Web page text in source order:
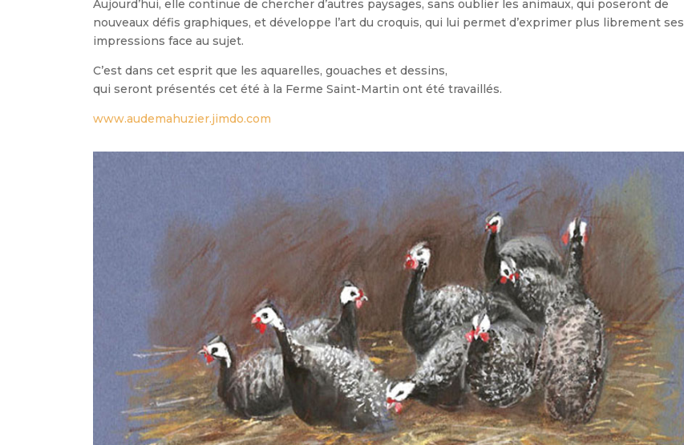
Aujourd’hui, elle continue de chercher d’autres paysages, sans oublier les animaux, qui poseront de
nouveaux défis graphiques, et développe l’art du croquis, qui lui permet d’exprimer plus librement ses
impressions face au sujet.
C’est dans cet esprit que les aquarelles, gouaches et dessins,
qui seront présentés cet été à la Ferme Saint-Martin ont été travaillés.
www.audemahuzier.jimdo.com